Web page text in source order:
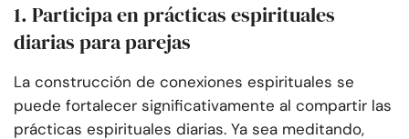
1. Participa en prácticas espirituales
diarias para parejas
La construcción de conexiones espirituales se
puede fortalecer significativamente al compartir las
prácticas espirituales diarias. Ya sea meditando,